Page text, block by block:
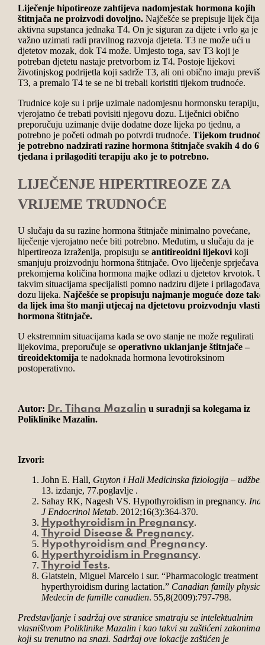
Liječenje hipotireoze zahtijeva nadomjestak hormona kojih
štitnjača ne proizvodi dovoljno.Najčešće se prepisuje lijek čija
aktivna supstanca jednaka T4. On je siguran za dijete i vrlo ga je
važno uzimati radi pravilnog razvoja djeteta. T3 ne može ući u
djetetov mozak, dok T4 može. Umjesto toga, sav T3 koji je
potreban djetetu nastaje pretvorbom iz T4. Postoje lijekovi
životinjskog podrijetla koji sadrže T3, ali oni obično imaju previše
T3, a premalo T4 te se ne bi trebali koristiti tijekom trudnoće.
Trudnice koje su i prije uzimale nadomjesnu hormonsku terapiju,
vjerojatno će trebati povisiti njegovu dozu. Liječnici obično
preporučuju uzimanje dvije dodatne doze lijeka po tjednu, a
potrebno je početi odmah po potvrdi trudnoće. Tijekom trudnoće
je potrebno nadzirati razine hormona štitnjače svakih 4 do 6
tjedana i prilagoditi terapiju ako je to potrebno.
LIJEČENJE HIPERTIREOZE ZA
VRIJEME TRUDNOĆE
U slučaju da su razine hormona štitnjače minimalno povećane,
liječenje vjerojatno neće biti potrebno. Međutim, u slučaju da je
hipertireoza izraženija, propisuju se antitireoidni lijekovikoji
smanjuju proizvodnju hormona štitnjače. Ovo liječenje sprječava
prekomjerna količina hormona majke odlazi u djetetov krvotok. U
takvim situacijama specijalisti pomno nadziru dijete i
dozu lijeka. Najčešće se propisuju najmanje moguće doze tako
da lijek ima što manji utjecaj na djetetovu proizvodnju
hormona štitnjače.
U ekstremnim situacijama kada se ovo stanje ne može regulirati
lijekovima, preporučuje se operativno uklanjanje štitnjače –
tireoidektomijate nadoknada hormona levotiroksinom
postoperativno.
Autor: Dr. Tihana Mazalin u suradnji sa kolegama iz
Poliklinike Mazalin.
Izvori:
John E. Hall, Guyton i Hall Medicinska fiziologija –
13. izdanje, 77.poglavlje .
Sahay RK, Nagesh VS. Hypothyroidism in pregnancy.
J Endocrinol Metab. 2012;16(3):364-370.
Hypothyroidism in Pregnancy.
Thyroid Disease & Pregnancy.
Hypothyroidism and Pregnancy.
Hyperthyroidism in Pregnancy.
Thyroid Tests.
Glatstein, Miguel Marcelo i sur. “Pharmacologic treatment
hyperthyroidism during lactation.” Canadian family
Medecin de famille canadien. 55,8(2009):797-798.
Predstavljanje i sadržaj ove stranice smatraju se intelektualnim
vlasništvom Poliklinike Mazalin i kao takvi su zaštićeni zakonima
koji su trenutno na snazi. Sadržaj ove lokacije zaštićen je